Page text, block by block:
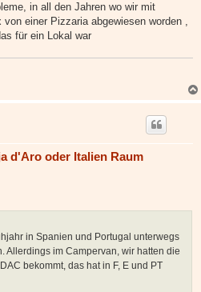
in all den Jahren wo wir mit
von einer Pizzaria abgewiesen worden ,
für ein Lokal war
d'Aro oder Italien Raum
in Spanien und Portugal unterwegs
Allerdings im Campervan, wir hatten die
bekommt, das hat in F, E und PT